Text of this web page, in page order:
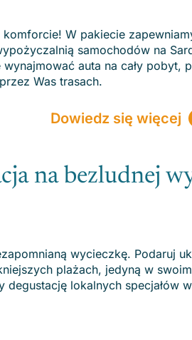
W pakiecie
samochodów na
auta na cały pobyt,
Was trasach.
Dowiedz się więcej
na bezludnej
wycieczkę. Podaruj
plażach, jedyną w
lokalnych specjałów